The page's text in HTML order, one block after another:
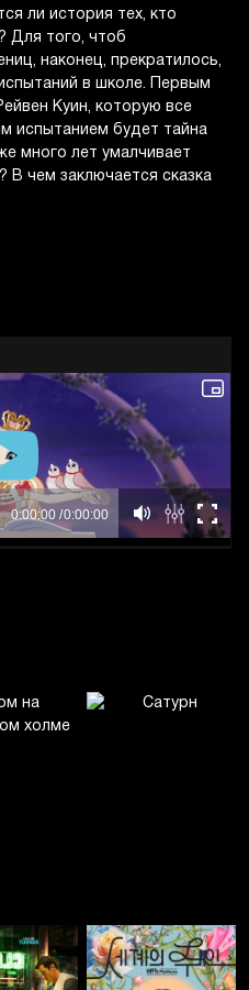
ли история тех, кто
Для того, чтоб
наконец, прекратилось,
в школе. Первым
Куин, которую все
испытанием будет тайна
много лет умалчивает
В чем заключается сказка